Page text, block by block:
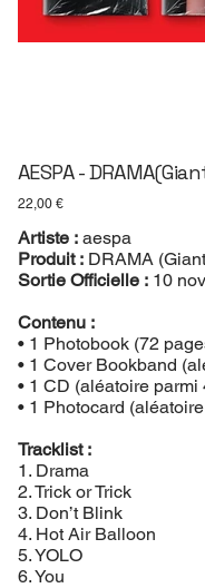
AESPA -
Prix
22,00 €
Artiste :aespa
Produit :DRAMA
Sortie Officielle :10
Contenu :
• 1 Photobook (72
• 1 Cover Bookband
• 1 CD (aléatoire parmi
• 1 Photocard
Tracklist :
1. Drama
2. Trick or Trick
3. Don’t Blink
4. Hot Air Balloon
5. YOLO
6. You